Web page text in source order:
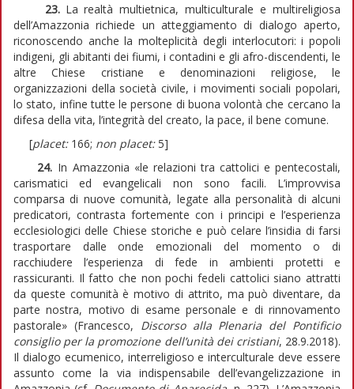
23.La realtà multietnica, multiculturale e multireligiosa
dell’Amazzonia richiede un atteggiamento di dialogo aperto,
riconoscendo anche la molteplicità degli interlocutori: i popoli
indigeni, gli abitanti dei fiumi, i contadini e gli afro-discendenti, le
altre Chiese cristiane e denominazioni religiose, le
organizzazioni della società civile, i movimenti sociali popolari,
lo stato, infine tutte le persone di buona volontà che cercano la
difesa della vita, l’integrità del creato, la pace, il bene comune.
[placet: 166; non placet:5]
24. In Amazzonia «le relazioni tra cattolici e pentecostali,
carismatici ed evangelicali non sono facili. L’improvvisa
comparsa di nuove comunità, legate alla personalità di alcuni
predicatori, contrasta fortemente con i principi e l’esperienza
ecclesiologici delle Chiese storiche e può celare l’insidia di farsi
trasportare dalle onde emozionali del momento o di
racchiudere l’esperienza di fede in ambienti protetti e
rassicuranti. Il fatto che non pochi fedeli cattolici siano attratti
da queste comunità è motivo di attrito, ma può diventare, da
parte nostra, motivo di esame personale e di rinnovamento
pastorale» (Francesco, Discorso alla Plenaria del Pontificio
consiglio per la promozione dell’unità dei cristiani, 28.9.2018).
Il dialogo ecumenico, interreligioso e interculturale deve essere
assunto come la via indispensabile dell’evangelizzazione in